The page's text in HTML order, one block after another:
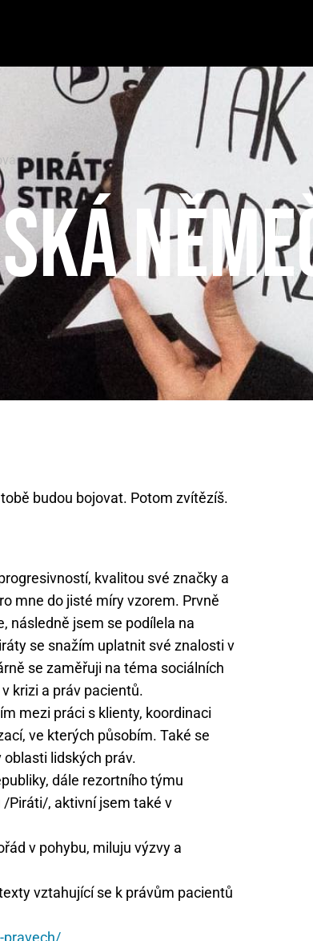
budou bojovat. Potom zvítězíš.
kvalitou své značky a
mne do jisté míry vzorem. Prvně
následně jsem se podílela na
se snažím uplatnit své znalosti v
se zaměřuji na téma sociálních
krizi a práv pacientů.
mezi práci s klienty, koordinaci
ve kterých působím. Také se
lidských práv.
dále rezortního týmu
Piráti/, aktivní jsem také v
v pohybu, miluju výzvy a
vztahující se k právům pacientů
pravech/